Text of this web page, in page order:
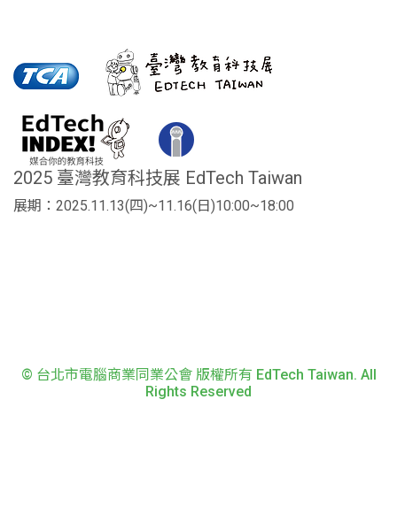
2025 臺灣教育科技展 EdTech Taiwan
展期：2025.11.13(四)~11.16(日)10:00~18:00
© 台北市電腦商業同業公會 版權所有 EdTech Taiwan. All
Rights Reserved